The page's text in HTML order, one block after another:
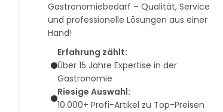
Gastronomiebedarf – Qualität, Service
und professionelle Lösungen aus einer
Hand!
Erfahrung zählt:
Über 15 Jahre Expertise in der
Gastronomie
Riesige Auswahl:
10.000+ Profi-Artikel zu Top-Preisen